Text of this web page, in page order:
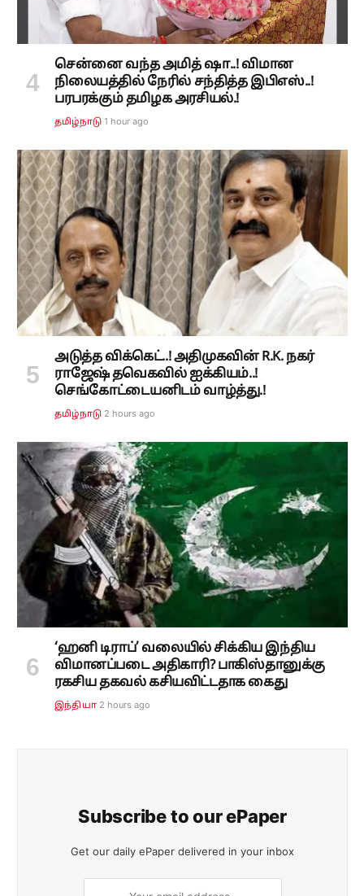
சென்னை வந்த அமித் ஷா..! விமான
நிலையத்தில் நேரில் சந்தித்த இபிஎஸ்..!
பரபரக்கும் தமிழக அரசியல்.!
தமிழ்நாடு 1 hour ago
அடுத்த விக்கெட்..! அதிமுகவின் R.K. நகர்
ராஜேஷ் தவெகவில் ஐக்கியம்..!
செங்கோட்டையனிடம் வாழ்த்து.!
தமிழ்நாடு 2 hours ago
‘ஹனி டிராப்’ வலையில் சிக்கிய இந்திய
விமானப்படை அதிகாரி? பாகிஸ்தானுக்கு
ரகசிய தகவல் கசியவிட்டதாக கைது
இந்தியா 2 hours ago
Subscribe to our ePaper
Get our daily ePaper delivered in your inbox